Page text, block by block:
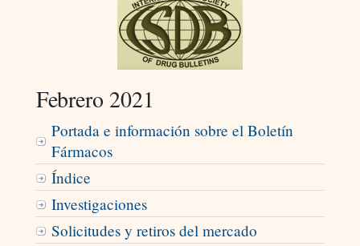
Febrero 2021
Portada e información sobre el Boletín
Fármacos
Índice
Investigaciones
Solicitudes y retiros del mercado